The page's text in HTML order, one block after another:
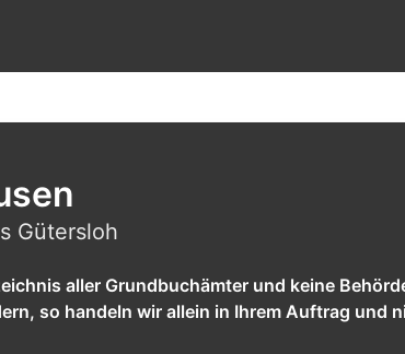
Gütersloh
aller Grundbuchämter und keine
so handeln wir allein in Ihrem Auftrag und